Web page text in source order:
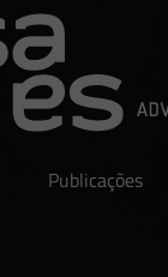
Publicações